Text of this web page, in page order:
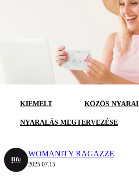
KIEMELT KÖZÖS
NYARALÁS MEGTERVEZÉSE
WOMANITY RAGAZZE
2025.07.15.